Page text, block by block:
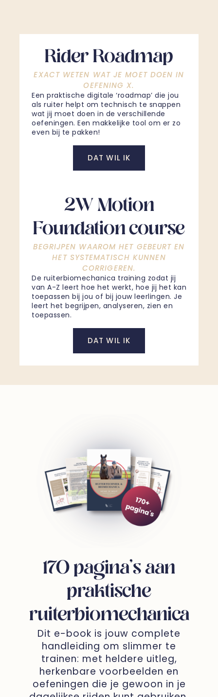
Rider Roadmap
EXACT WETEN WAT JE MOET DOEN IN
OEFENING X.
Een praktische digitale ‘roadmap’ die jou
als ruiter helpt om technisch te snappen
wat jij moet doen in de verschillende
oefeningen. Een makkelijke tool om er zo
even bij te pakken!
DAT WIL IK
2W Motion
Foundation course
BEGRIJPEN WAAROM HET GEBEURT EN
HET SYSTEMATISCH KUNNEN
CORRIGEREN.
De ruiterbiomechanica training zodat jij
van A-Z leert hoe het werkt, hoe jij het kan
toepassen bij jou of bij jouw leerlingen. Je
leert het begrijpen, analyseren, zien en
toepassen.
DAT WIL IK
170 pagina’s aan
praktische
ruiterbiomechanica
Dit e-book is jouw complete
handleiding om slimmer te
trainen: met heldere uitleg,
herkenbare voorbeelden en
oefeningen die je gewoon in je